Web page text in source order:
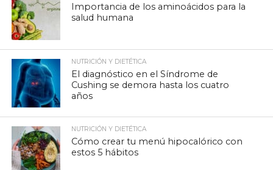
Importancia de los aminoácidos para la
salud humana
NUTRICIÓN Y DIETÉTICA
El diagnóstico en el Síndrome de
Cushing se demora hasta los cuatro
años
NUTRICIÓN Y DIETÉTICA
Cómo crear tu menú hipocalórico con
estos 5 hábitos